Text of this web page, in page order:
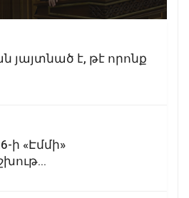
յայտնած է, թէ որոնք
ի «Էմմի»